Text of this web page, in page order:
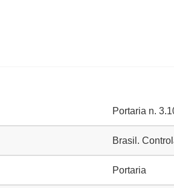
Portaria n.
Brasil.
Portaria